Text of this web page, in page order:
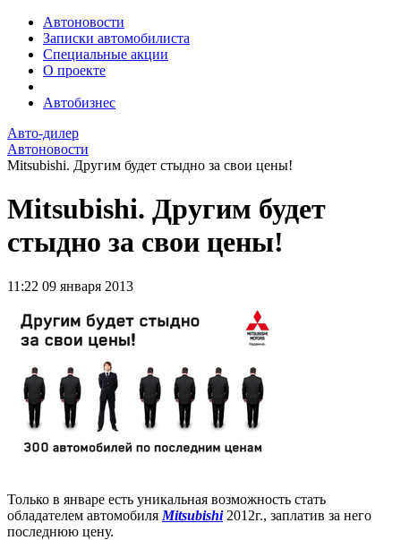
Автоновости
Записки автомобилиста
Специальные акции
О проекте
Автобизнес
Авто-дилер
Автоновости
Mitsubishi. Другим будет стыдно за свои цены!
Mitsubishi. Другим будет
стыдно за свои цены!
11:22 09 января 2013
Только в январе есть уникальная возможность стать
обладателем автомобиля Mitsubishi2012г., заплатив за него
последнюю цену.